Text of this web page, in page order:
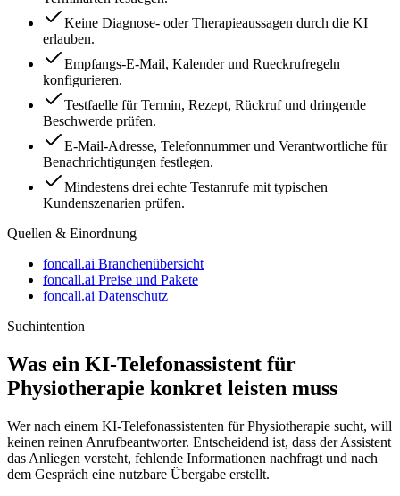
Keine Diagnose- oder Therapieaussagen durch die KI
erlauben.
Empfangs-E-Mail, Kalender und Rueckrufregeln
konfigurieren.
Testfaelle für Termin, Rezept, Rückruf und dringende
Beschwerde prüfen.
E-Mail-Adresse, Telefonnummer und Verantwortliche für
Benachrichtigungen festlegen.
Mindestens drei echte Testanrufe mit typischen
Kundenszenarien prüfen.
Quellen & Einordnung
foncall.ai Branchenübersicht
foncall.ai Preise und Pakete
foncall.ai Datenschutz
Suchintention
Was ein KI-Telefonassistent für
Physiotherapie konkret leisten muss
Wer nach einem KI-Telefonassistenten fürPhysiotherapie sucht, will
keinen reinen Anrufbeantworter. Entscheidend ist, dass der Assistent
das Anliegen versteht, fehlende Informationen nachfragt und nach
dem Gespräch eine nutzbare Übergabe erstellt.